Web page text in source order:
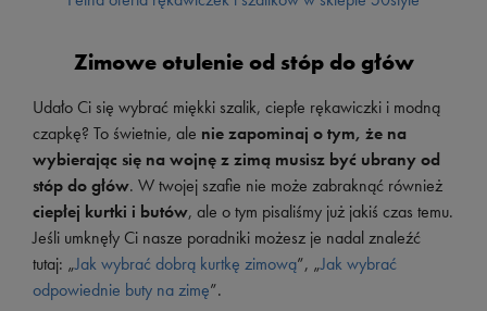
Zimowe otulenie od stóp do głów
Udało Ci się wybrać miękki szalik, ciepłe rękawiczki i modną
czapkę? To świetnie, ale nie zapominaj o tym, że na
wybierając się na wojnę z zimą musisz być ubrany od
stóp do głów. W twojej szafie nie może zabraknąć również
ciepłej kurtki i butów, ale o tym pisaliśmy już jakiś czas temu.
Jeśli umknęły Ci nasze poradniki możesz je nadal znaleźć
tutaj: „Jak wybrać dobrą kurtkę zimową”, „Jak wybrać
odpowiednie buty na zimę”.